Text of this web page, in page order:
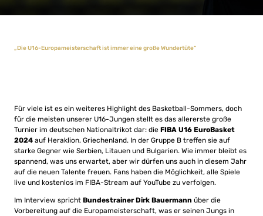
„Die U16-Europameisterschaft ist immer eine große Wundertüte“
Für viele ist es ein weiteres Highlight des Basketball-Sommers, doch
für die meisten unserer U16-Jungen stellt es das allererste große
Turnier im deutschen Nationaltrikot dar: die FIBA U16 EuroBasket
2024 auf Heraklion, Griechenland. In der Gruppe B treffen sie auf
starke Gegner wie Serbien, Litauen und Bulgarien. Wie immer bleibt es
spannend, was uns erwartet, aber wir dürfen uns auch in diesem Jahr
auf die neuen Talente freuen. Fans haben die Möglichkeit, alle Spiele
live und kostenlos im FIBA-Stream auf YouTube zu verfolgen.
Im Interview spricht Bundestrainer Dirk Bauermann über die
Vorbereitung auf die Europameisterschaft, was er seinen Jungs in